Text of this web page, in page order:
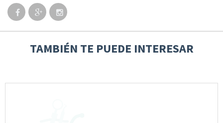
TAMBIÉN TE PUEDE INTERESAR